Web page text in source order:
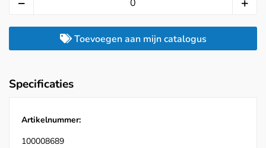
Toevoegen aan mijn catalogus
Specificaties
Artikelnummer:
100008689